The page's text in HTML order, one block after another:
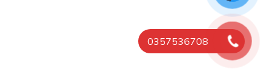
0357536708